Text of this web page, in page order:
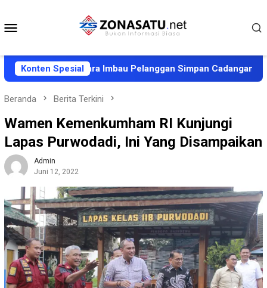
konten
Konten Spesial
Utara Imbau Pelanggan Simpan Cadangan Air
Beranda Berita Terkini
Wamen Kemenkumham RI Kunjungi
Lapas Purwodadi, Ini Yang Disampaikan
Admin
Juni 12, 2022